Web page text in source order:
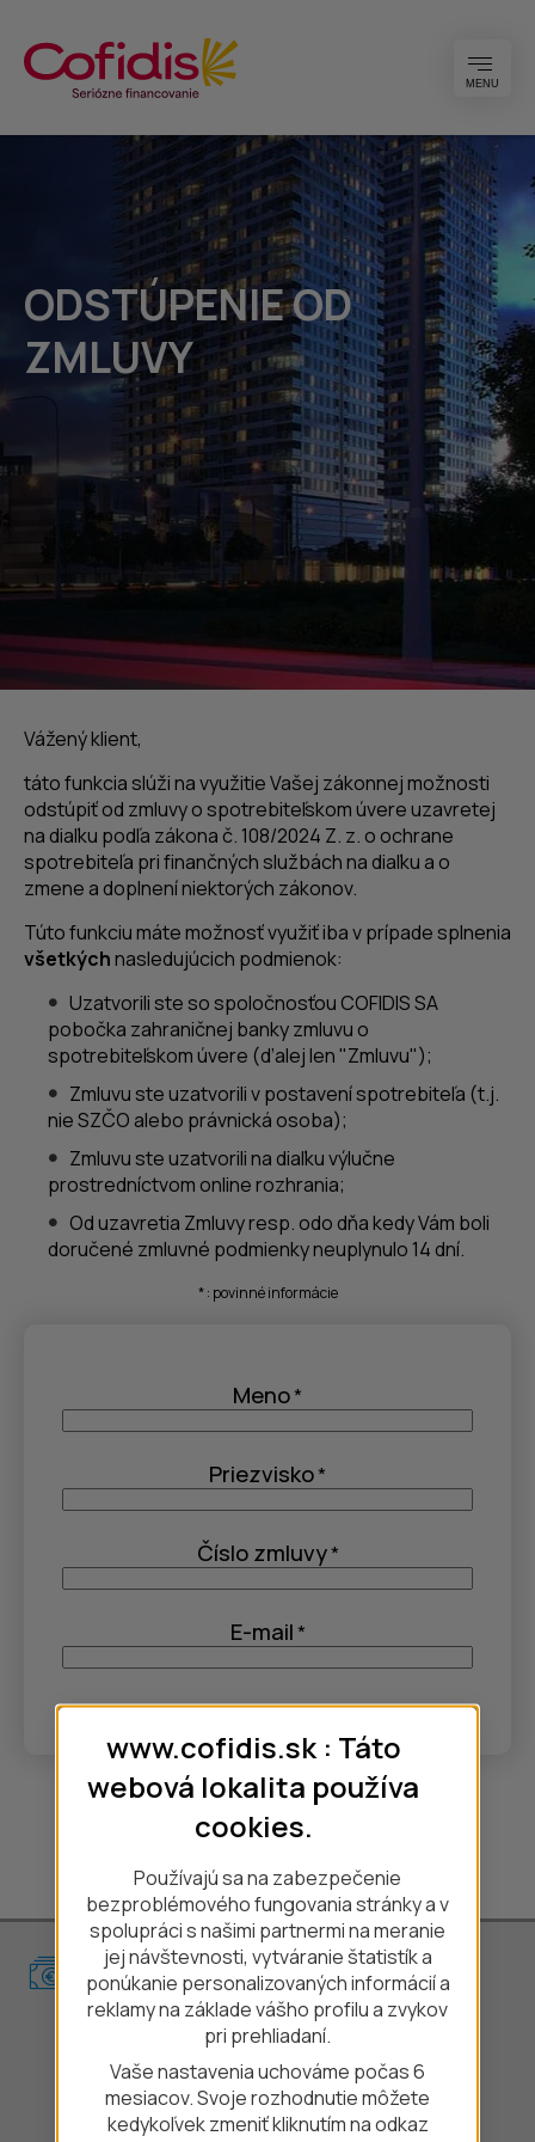
MENU
ODSTÚPENIE OD
ZMLUVY
Vážený klient,
táto funkcia slúži na využitie Vašej zákonnej možnosti
odstúpiť od zmluvy o spotrebiteľskom úvere uzavretej
na diaľku podľa zákona č. 108/2024 Z. z. o ochrane
spotrebiteľa pri finančných službách na diaľku a o
zmene a doplnení niektorých zákonov.
Túto funkciu máte možnosť využiť iba v prípade splnenia
všetkýchnasledujúcich podmienok:
Uzatvorili ste so spoločnosťou COFIDIS SA
pobočka zahraničnej banky zmluvu o
spotrebiteľskom úvere (ďalej len "Zmluvu");
Zmluvu ste uzatvorili v postavení spotrebiteľa (t.j.
nie SZČO alebo právnická osoba);
Zmluvu ste uzatvorili na diaľku výlučne
prostredníctvom online rozhrania;
Od uzavretia Zmluvy resp. odo dňa kedy Vám boli
doručené zmluvné podmienky neuplynulo 14 dní.
*: povinné informácie
Meno*
Priezvisko*
Číslo zmluvy*
E-mail*
Odoslať
Pôžička
Spotrebiteľský úver
Bezúčelový úver
Úver pre živnostníkov a malé firmy
www.cofidis.sk : Táto
webová lokalita používa
cookies.
Používajú sa na zabezpečenie
bezproblémového fungovania stránky a v
spolupráci s našimi partnermi na meranie
jej návštevnosti, vytváranie štatistík a
ponúkanie personalizovaných informácií a
reklamy na základe vášho profilu a zvykov
pri prehliadaní.
Vaše nastavenia uchováme počas 6
mesiacov. Svoje rozhodnutie môžete
kedykoľvek zmeniť kliknutím na odkaz